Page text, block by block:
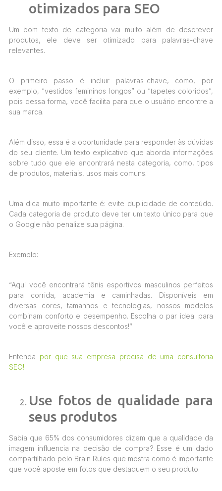
otimizados para SEO
Um bom texto de categoria vai muito além de descrever
produtos, ele deve ser otimizado para palavras-chave
relevantes.
O primeiro passo é incluir palavras-chave, como, por
exemplo, “vestidos femininos longos” ou “tapetes coloridos”,
pois dessa forma, você facilita para que o usuário encontre a
sua marca.
Além disso, essa é a oportunidade para responder às dúvidas
do seu cliente. Um texto explicativo que aborda informações
sobre tudo que ele encontrará nesta categoria, como, tipos
de produtos, materiais, usos mais comuns.
Uma dica muito importante é: evite duplicidade de conteúdo.
Cada categoria de produto deve ter um texto único para que
o Google não penalize sua página.
Exemplo:
“Aqui você encontrará tênis esportivos masculinos perfeitos
para corrida, academia e caminhadas. Disponíveis em
diversas cores, tamanhos e tecnologias, nossos modelos
combinam conforto e desempenho. Escolha o par ideal para
você e aproveite nossos descontos!”
Entenda por que sua empresa precisa de uma consultoria
SEO!
Use fotos de qualidade para
seus produtos
Sabia que 65% dos consumidores dizem que a qualidade da
imagem influencia na decisão de compra? Esse é um dado
compartilhado pelo Brain Rules que mostra como é importante
que você aposte em fotos que destaquem o seu produto.